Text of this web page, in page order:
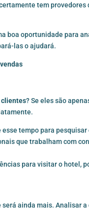
tem provedores
boa oportunidade para
las o ajudará.
clientes? Se eles são
tempo para
que trabalham com
para visitar o hotel,
será ainda mais. Analisar